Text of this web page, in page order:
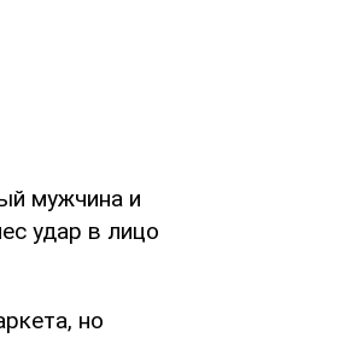
мужчина и
удар в лицо
но